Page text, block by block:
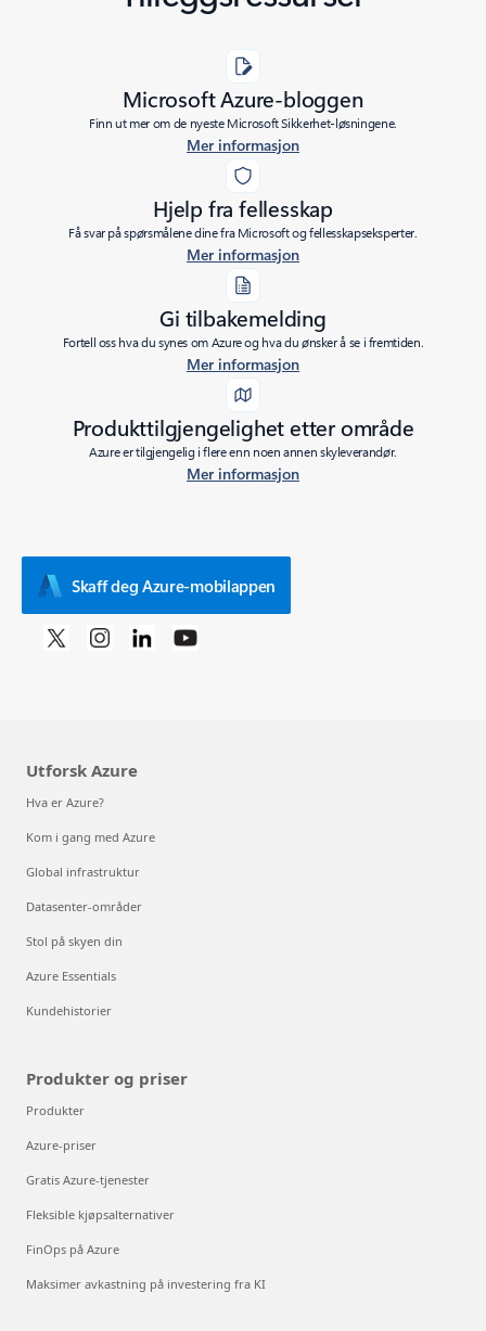
Microsoft Azure-bloggen
Finn ut mer om de nyeste Microsoft Sikkerhet-løsningene.
Mer informasjon
Hjelp fra fellesskap
Få svar på spørsmålene dine fra Microsoft og fellesskapseksperter.
Mer informasjon
Gi tilbakemelding
Fortell oss hva du synes om Azure og hva du ønsker å se i fremtiden.
Mer informasjon
Produkttilgjengelighet etter område
Azure er tilgjengelig i flere enn noen annen skyleverandør.
Mer informasjon
Skaff deg Azure-mobilappen
Utforsk Azure
Hva er Azure?
Kom i gang med Azure
Global infrastruktur
Datasenter-områder
Stol på skyen din
Azure Essentials
Kundehistorier
Produkter og priser
Produkter
Azure-priser
Gratis Azure-tjenester
Fleksible kjøpsalternativer
FinOps på Azure
Maksimer avkastning på investering fra KI